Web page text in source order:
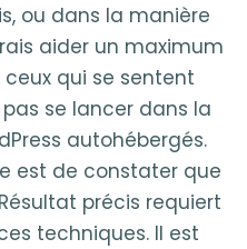
ou dans la manière
aider un maximum
qui se sentent
se lancer dans la
autohébergés.
est de constater que
précis requiert
techniques. Il est